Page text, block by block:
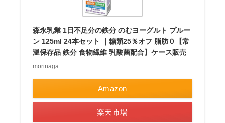
森永乳業 1日不足分の鉄分 のむヨーグルト プルー
ン 125ml 24本セット ｜糖類25％オフ 脂肪０【常
温保存品 鉄分 食物繊維 乳酸菌配合】ケース販売
morinaga
Amazon
楽天市場